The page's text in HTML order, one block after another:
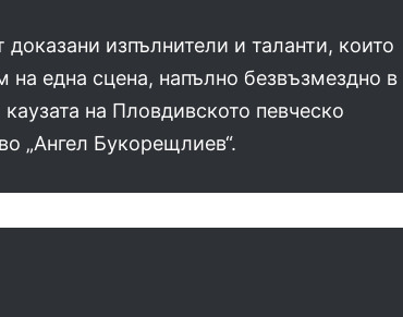
доказани изпълнители и таланти, които
на една сцена, напълно безвъзмездно в
на Пловдивското певческо
„Ангел Букорещлиев“.